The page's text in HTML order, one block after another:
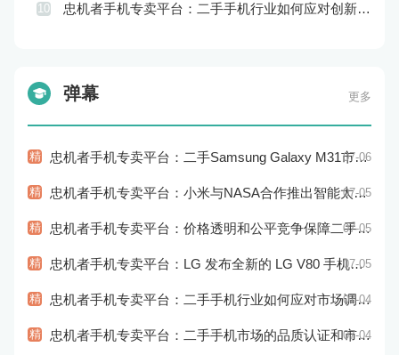
10 忠机者手机专卖平台：二手手机行业如何应对创新驱动的发展
弹幕 更多
精 忠机者手机专卖平台：二手Samsung Galaxy M31市场价格持续下跌07-06
精 忠机者手机专卖平台：小米与NASA合作推出智能太空手表07-05
精 忠机者手机专卖平台：价格透明和公平竞争保障二手手机交易市场的稳定性和健康发展07-05
精 忠机者手机专卖平台：LG 发布全新的 LG V80 手机，支持 5G 网络07-05
精 忠机者手机专卖平台：二手手机行业如何应对市场调整的变动07-04
精 忠机者手机专卖平台：二手手机市场的品质认证和市场溯源07-04